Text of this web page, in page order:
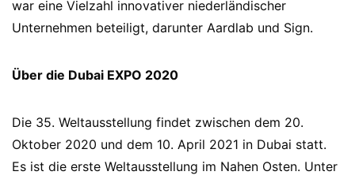
war eine Vielzahl innovativer niederländischer
Unternehmen beteiligt, darunter Aardlab und Sign.
Über die Dubai EXPO 2020
Die 35. Weltausstellung findet zwischen dem 20.
Oktober 2020 und dem 10. April 2021 in Dubai statt.
Es ist die erste Weltausstellung im Nahen Osten. Unter